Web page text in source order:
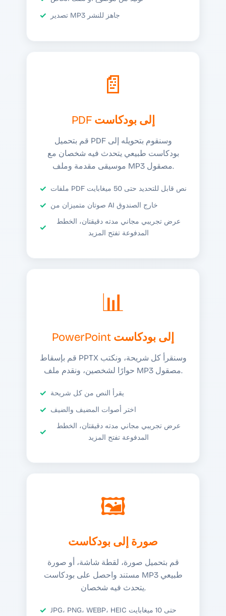
تصدير MP3 جاهز للنشر
📄
PDF إلى بودكاست
قم بتحميل PDF وسنقوم بتحويله إلى
بودكاست طبيعي يتحدث فيه شخصان مع
موسيقى مقدمة وملف MP3 مصقول.
ملفات PDF نص قابل للتحديد حتى 50 ميغابايت
صوتان متميزان من AI خارج الصندوق
عرض تجريبي مجاني مدته دقيقتان، الخطط
المدفوعة تفتح المزيد
📊
PowerPoint إلى بودكاست
قم بإسقاط PPTX وسنقرأ كل شريحة، ونكتب
حوارًا لشخصين، ونقدم ملف MP3 مصقول.
يقرأ النص من كل شريحة
اختر أصوات المضيف والضيف
عرض تجريبي مجاني مدته دقيقتان، الخطط
المدفوعة تفتح المزيد
🖼️
صورة إلى بودكاست
قم بتحميل صورة، لقطة شاشة، أو صورة
مستند واحصل على بودكاست MP3 طبيعي
يتحدث فيه شخصان.
JPG، PNG، WEBP، HEIC حتى 10 ميغابايت